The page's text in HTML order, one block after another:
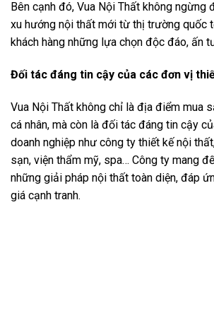
Bên cạnh đó, Vua Nội Thất không ngừng
xu hướng nội thất mới từ thị trường quốc
khách hàng những lựa chọn độc đáo, ấn
Đối tác đáng tin cậy của các đơn vị
Vua Nội Thất không chỉ là địa điểm mua
cá nhân, mà còn là đối tác đáng tin cậy
doanh nghiệp như công ty thiết kế nội
sạn, viện thẩm mỹ, spa… Công ty mang
những giải pháp nội thất toàn diện, đáp
giá cạnh tranh.